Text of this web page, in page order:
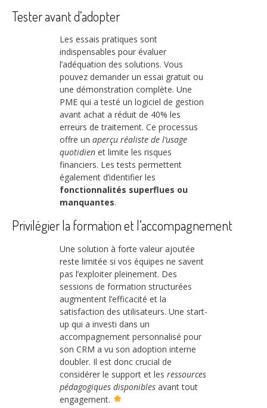
Tester avant d’adopter
Les essais pratiques sont
indispensables pour évaluer
l’adéquation des solutions. Vous
pouvez demander un essai gratuit ou
une démonstration complète. Une
PME qui a testé un logiciel de gestion
avant achat a réduit de 40% les
erreurs de traitement. Ce processus
offre un aperçu réaliste de l’usage
quotidien et limite les risques
financiers. Les tests permettent
également d’identifier les
fonctionnalités superflues ou
manquantes.
Privilégier la formation et l’accompagnement
Une solution à forte valeur ajoutée
reste limitée si vos équipes ne savent
pas l’exploiter pleinement. Des
sessions de formation structurées
augmentent l’efficacité et la
satisfaction des utilisateurs. Une start-
up qui a investi dans un
accompagnement personnalisé pour
son CRM a vu son adoption interne
doubler. Il est donc crucial de
considérer le support et les ressources
pédagogiques disponibles avant tout
engagement.